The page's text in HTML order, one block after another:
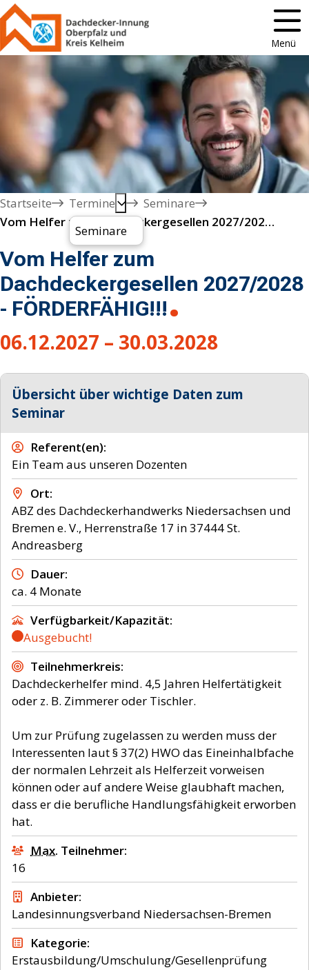
Menü
Startseite
Termine
Seminare
Seminare
Vom Helfer zum Dachdeckergesellen 2027/2028 - FÖRDERFÄHIG!!!
Vom Helfer zum
Dachdeckergesellen 2027/2028
- FÖRDERFÄHIG!!!
06.12.2027 – 30.03.2028
Übersicht über wichtige Daten zum
Seminar
Referent(en)
Ein Team aus unseren Dozenten
Ort
ABZ des Dachdeckerhandwerks Niedersachsen und
Bremen e. V., Herrenstraße 17 in 37444 St.
Andreasberg
Dauer
ca. 4 Monate
Verfügbarkeit/Kapazität
Ausgebucht!
Teilnehmerkreis
Dachdeckerhelfer mind. 4,5 Jahren Helfertätigkeit
oder z. B. Zimmerer oder Tischler.
Um zur Prüfung zugelassen zu werden muss der
Interessenten laut § 37(2) HWO das Eineinhalbfache
der normalen Lehrzeit als Helferzeit vorweisen
können oder auf andere Weise glaubhaft machen,
dass er die berufliche Handlungsfähigkeit erworben
hat.
Max. Teilnehmer
16
Anbieter
Landesinnungsverband Niedersachsen-Bremen
Kategorie
Erstausbildung/Umschulung/Gesellenprüfung